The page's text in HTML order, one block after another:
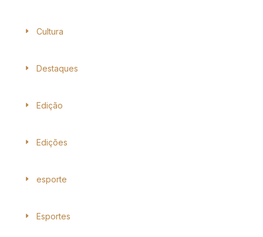
Cultura
Destaques
Edição
Edições
esporte
Esportes